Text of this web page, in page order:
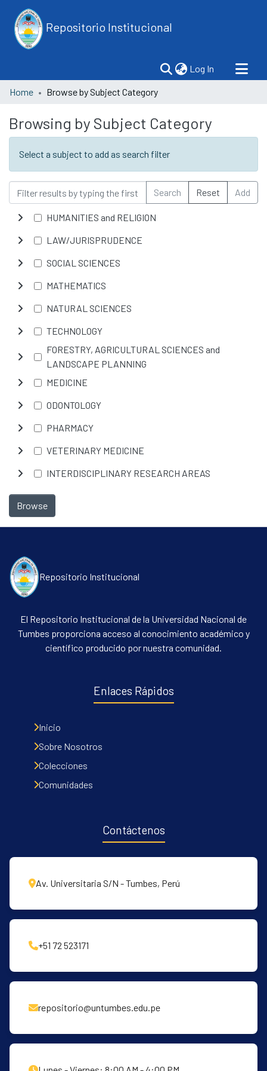
Repositorio Institucional
Log In (current)
Communities & Collections
Home Browse by Subject Category
Browsing by Subject Category
Select a subject to add as search filter
Search Reset Add
HUMANITIES and RELIGION
LAW/JURISPRUDENCE
SOCIAL SCIENCES
MATHEMATICS
NATURAL SCIENCES
TECHNOLOGY
FORESTRY, AGRICULTURAL SCIENCES and
LANDSCAPE PLANNING
MEDICINE
ODONTOLOGY
PHARMACY
VETERINARY MEDICINE
INTERDISCIPLINARY RESEARCH AREAS
Browse
Repositorio Institucional
El Repositorio Institucional de la Universidad Nacional de
Tumbes proporciona acceso al conocimiento académico y
científico producido por nuestra comunidad.
Enlaces Rápidos
Inicio
Sobre Nosotros
Colecciones
Comunidades
Contáctenos
Av. Universitaria S/N - Tumbes, Perú
+51 72 523171
repositorio@untumbes.edu.pe